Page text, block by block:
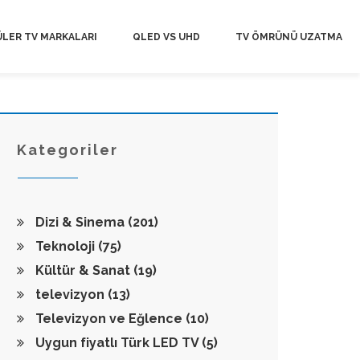
TV MARKALARI QLED VS UHD TV ÖMRÜNÜ UZATMA
Kategoriler
Dizi & Sinema (201)
Teknoloji (75)
Kültür & Sanat (19)
televizyon (13)
Televizyon ve Eğlence (10)
Uygun fiyatlı Türk LED TV (5)